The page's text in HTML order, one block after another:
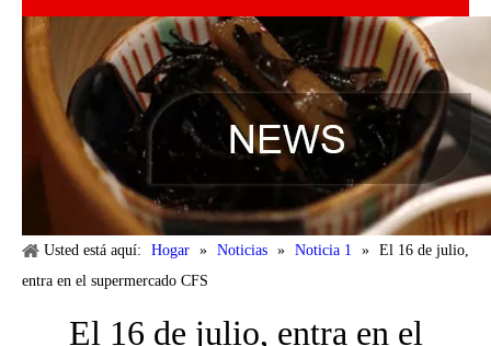
Usted está aquí: Hogar » Noticias » Noticia 1 » El 16 de julio,
entra en el supermercado CFS
El 16 de julio, entra en el